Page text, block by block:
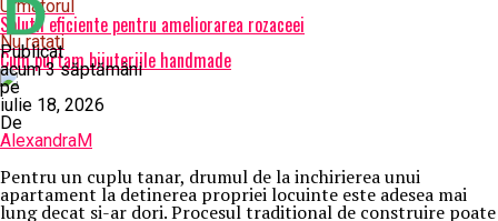
Urmatorul
Solutii eficiente pentru ameliorarea rozaceei
Nu ratati
Cum purtam bijuteriile handmade
Publicat
acum 3 săptămâni
pe
iulie 18, 2026
De
AlexandraM
Pentru un cuplu tanar, drumul de la inchirierea unui
apartament la detinerea propriei locuinte este adesea mai
lung decat si-ar dori. Procesul traditional de construire poate